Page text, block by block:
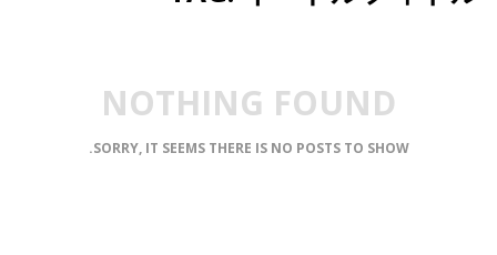
NOTHING FOUND
SORRY, IT SEEMS THERE IS NO POSTS TO SHOW.